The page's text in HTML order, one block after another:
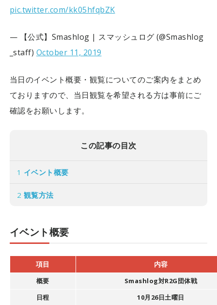
pic.twitter.com/kk05hfqbZK
— 【公式】Smashlog | スマッシュログ (@Smashlog
_staff) October 11, 2019
当日のイベント概要・観覧についてのご案内をまとめ
ておりますので、当日観覧を希望される方は事前にご
確認をお願いします。
この記事の目次
1 イベント概要
2 観覧方法
イベント概要
項目 内容
概要
Smashlog対R2G団体戦
日程
10月26日土曜日